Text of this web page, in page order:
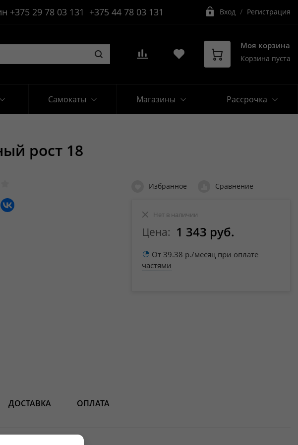
+375 29 78 03 131 +375 44 78 03 131 Вход / Регистрация
Моя корзина
Корзина пуста
Самокаты Магазины Рассрочка
рост 18
Избранное Сравнение
Нет в наличии
Цена: 1 343 руб.
От 39.38 р./месяц при оплате
частями
ДОСТАВКА ОПЛАТА